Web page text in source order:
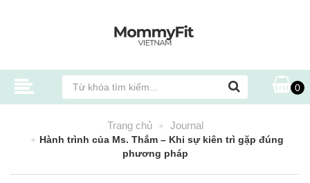
0
Trang chủ Journal
Hành trình của Ms. Thắm – Khi sự kiên trì gặp đúng
phương pháp